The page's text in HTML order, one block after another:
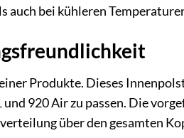
auch bei kühleren
Produkte. Dieses
920 Air zu passen. Die
über den gesamten